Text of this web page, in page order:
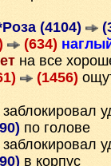
(4104)
(634)
на все
(1456)
заблокировал
по голове
заблокировал
в корпус